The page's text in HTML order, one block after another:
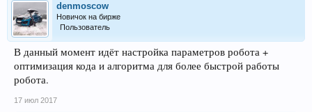
denmoscow
Новичок на бирже
Пользователь
В данный момент идёт настройка параметров робота +
оптимизация кода и алгоритма для более быстрой работы
робота.
17 июл 2017